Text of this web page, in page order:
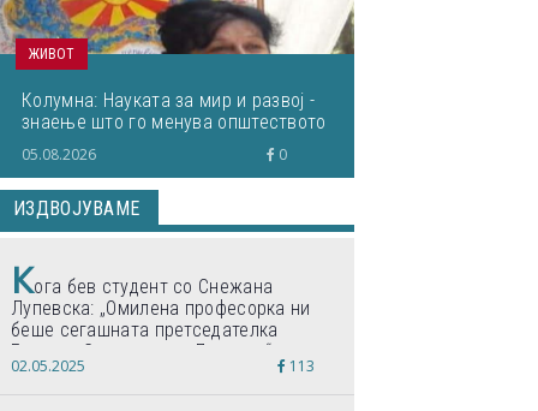
ЖИВОТ
Колумна: Науката за мир и развој -
знаење што го менува општеството
05.08.2026 0
ИЗДВОЈУВАМЕ
Кога бев студент со Снежана
Лупевска: „Омилена професорка ни
беше сегашната претседателка
Гордана Сиљановска-Давкова“
02.05.2025 113